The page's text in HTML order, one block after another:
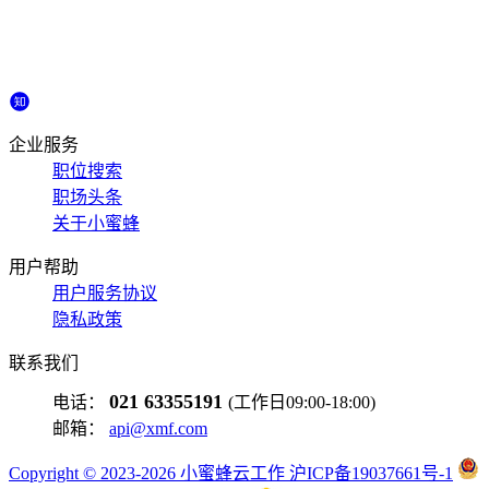
企业服务
职位搜索
职场头条
关于小蜜蜂
用户帮助
用户服务协议
隐私政策
联系我们
电话： 021 63355191 (工作日09:00-18:00)
邮箱： api@xmf.com
Copyright © 2023-2026 小蜜蜂云工作 沪ICP备19037661号-1